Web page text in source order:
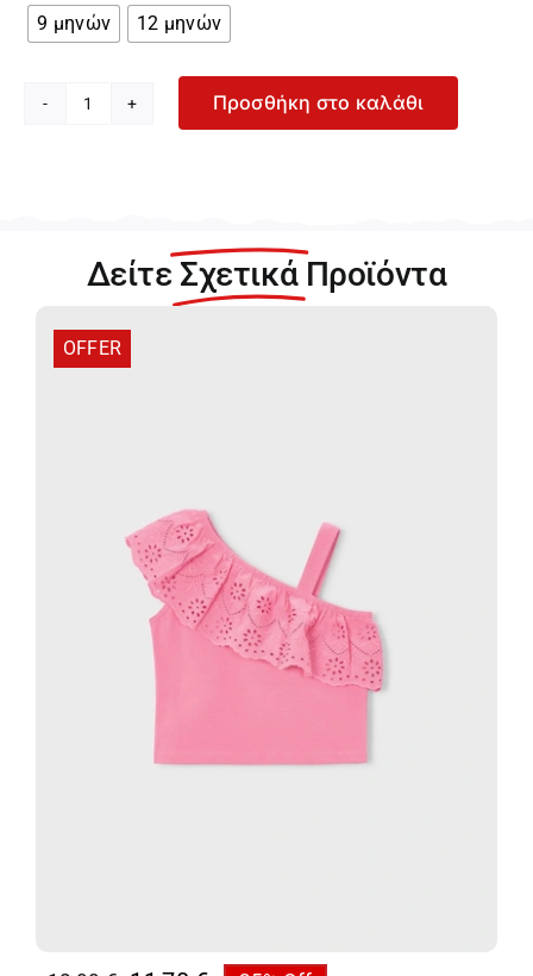
9 μηνών 12 μηνών
Mayoral
01066-
ποσότητα
Προσθήκη στο καλάθι
Δείτε Σχετικά Προϊόντα
OFFER